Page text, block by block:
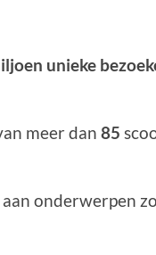
unieke
meer dan85
aan onderwerpen